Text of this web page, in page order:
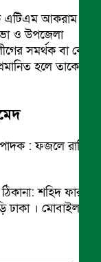
এটিএম আকরাম
ও উপজেলা
সমর্থক বা কোন
হলে তাকে
: ফজলে রাব্বি
শহিদ ফারুক
ঢাকা । মোবাইল